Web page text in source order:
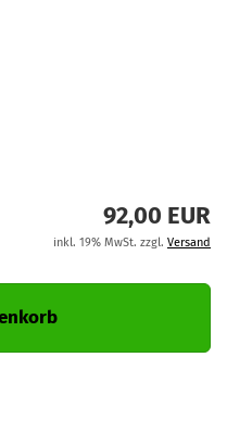
92,00 EUR
inkl. 19% MwSt. zzgl. Versand